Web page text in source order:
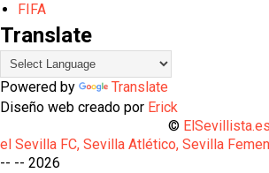
FIFA
Translate
Powered by
Translate
Diseño web creado por Erick
©
el Sevilla FC, Sevilla Atlético, Sevilla
-- -- 2026